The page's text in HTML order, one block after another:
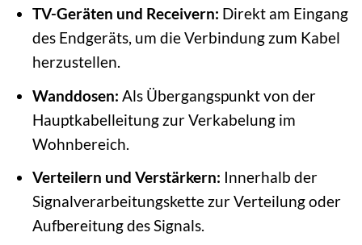
TV-Geräten und Receivern: Direkt am Eingang
des Endgeräts, um die Verbindung zum Kabel
herzustellen.
Wanddosen: Als Übergangspunkt von der
Hauptkabelleitung zur Verkabelung im
Wohnbereich.
Verteilern und Verstärkern: Innerhalb der
Signalverarbeitungskette zur Verteilung oder
Aufbereitung des Signals.